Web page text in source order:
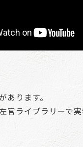
あります。
官ライブラリーで